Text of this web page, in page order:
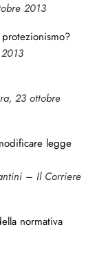
2013
23 ottobre
legge
– Il Corriere
normativa